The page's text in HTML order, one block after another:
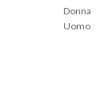
Donna
Uomo